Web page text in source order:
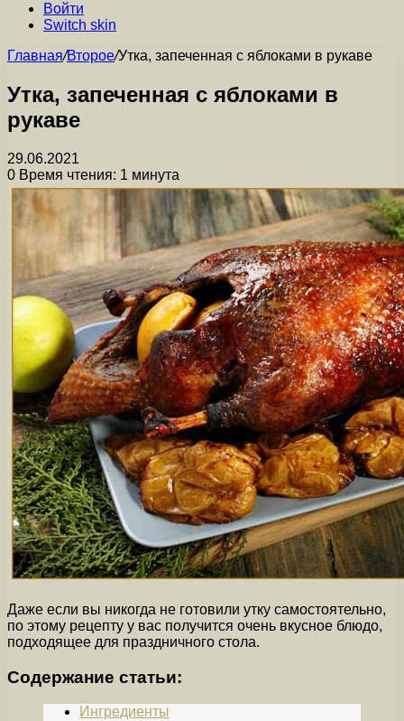
Войти
Switch skin
Главная/Второе/Утка, запеченная с яблоками в рукаве
Утка, запеченная с яблоками в
рукаве
29.06.2021
0 Время чтения: 1 минута
Даже если вы никогда не готовили утку самостоятельно,
по этому рецепту у вас получится очень вкусное блюдо,
подходящее для праздничного стола.
Содержание статьи:
Ингредиенты